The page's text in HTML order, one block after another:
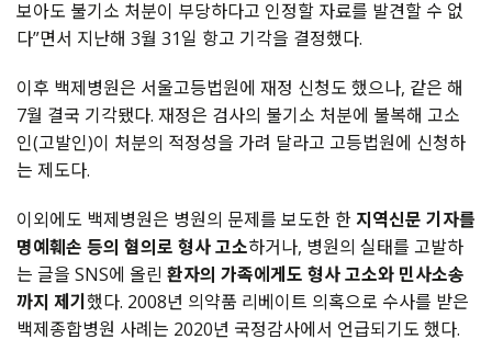
보아도 불기소 처분이 부당하다고 인정할 자료를 발견할 수 없
다”면서 지난해 3월 31일 항고 기각을 결정했다.
이후 백제병원은 서울고등법원에 재정 신청도 했으나, 같은 해
7월 결국 기각됐다. 재정은 검사의 불기소 처분에 불복해 고소
인(고발인)이 처분의 적정성을 가려 달라고 고등법원에 신청하
는 제도다.
이외에도 백제병원은 병원의 문제를 보도한 한 지역신문 기자를
명예훼손 등의 혐의로 형사 고소하거나, 병원의 실태를 고발하
는 글을 SNS에 올린 환자의 가족에게도 형사 고소와 민사소송
까지 제기했다. 2008년 의약품 리베이트 의혹으로 수사를 받은
백제종합병원 사례는 2020년 국정감사에서 언급되기도 했다.